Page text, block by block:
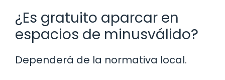
¿Es gratuito aparcar en
espacios de minusválido?
Dependerá de la normativa local.